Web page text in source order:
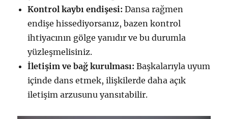
Kontrol kaybı endişesi: Dansa rağmen
endişe hissediyorsanız, bazen kontrol
ihtiyacının gölge yanıdır ve bu durumla
yüzleşmelisiniz.
İletişim ve bağ kurulması: Başkalarıyla uyum
içinde dans etmek, ilişkilerde daha açık
iletişim arzusunu yansıtabilir.